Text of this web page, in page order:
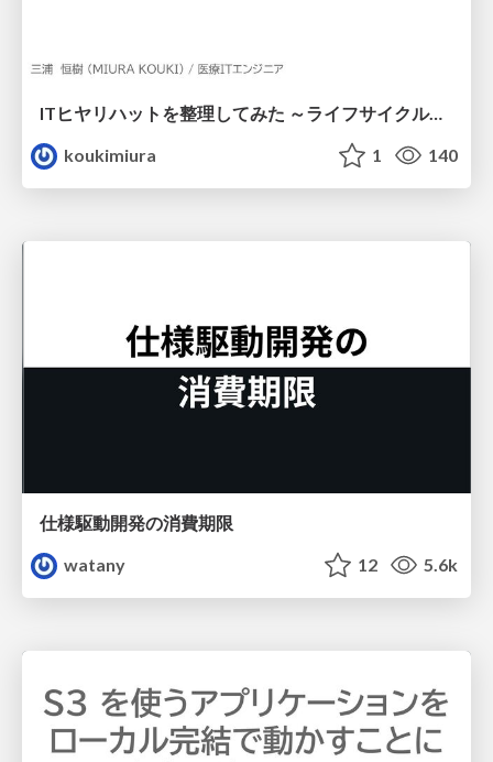
ITヒヤリハットを整理してみた ～ライフサイクルと原因から考える再発防止策～
koukimiura
1 140
仕様駆動開発の消費期限
watany
12 5.6k